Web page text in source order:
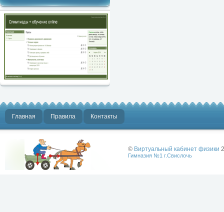
Главная Правила Контакты
© Виртуальный кабинет физики
Гимназия №1 г.Свислочь